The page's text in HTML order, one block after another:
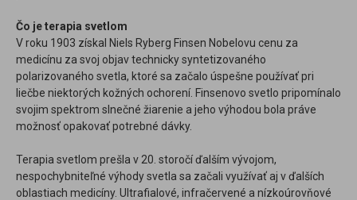
Čo je terapia svetlom
V roku 1903 získal Niels Ryberg Finsen Nobelovu cenu za
medicínu za svoj objav technicky syntetizovaného
polarizovaného svetla, ktoré sa začalo úspešne používať pri
liečbe niektorých kožných ochorení. Finsenovo svetlo pripomínalo
svojim spektrom slnečné žiarenie a jeho výhodou bola práve
možnosť opakovať potrebné dávky.
Terapia svetlom prešla v 20. storočí ďalším vývojom,
nespochybniteľné výhody svetla sa začali využívať aj v ďalších
oblastiach medicíny. Ultrafialové, infračervené a nízkoúrovňové